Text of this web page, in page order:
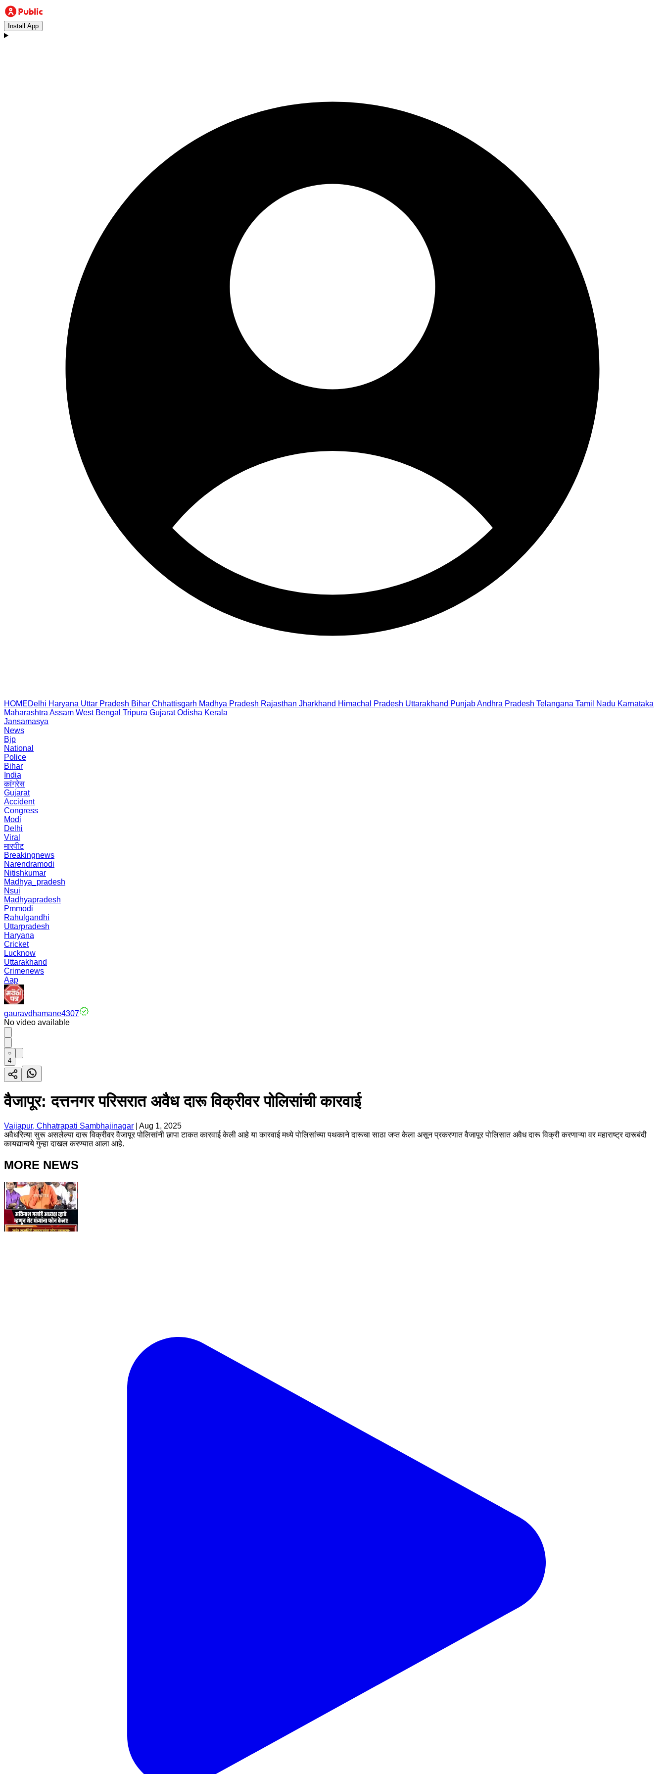
Install App
HOMEDelhi Haryana Uttar Pradesh Bihar Chhattisgarh Madhya Pradesh Rajasthan Jharkhand Himachal Pradesh Uttarakhand PunjabAndhra Pradesh Telangana Tamil Nadu Karnataka
Maharashtra Assam West Bengal Tripura Gujarat Odisha Kerala
Jansamasya
News
Bjp
National
Police
Bihar
India
कांग्रेस
Gujarat
Accident
Congress
Modi
Delhi
Viral
मारपीट
Breakingnews
Narendramodi
Nitishkumar
Madhya_pradesh
Nsui
Madhyapradesh
Pmmodi
Rahulgandhi
Uttarpradesh
Haryana
Cricket
Lucknow
Uttarakhand
Crimenews
Aap
gauravdhamane4307
No video available
4
वैजापूर: दत्तनगर परिसरात अवैध दारू विक्रीवर पोलिसांची कारवाई
Vaijapur, Chhatrapati Sambhajinagar
Aug 1, 2025
अवैधरित्या सुरू असलेल्या दारू विक्रीवर वैजापूर पोलिसांनी छापा टाकत कारवाई केली आहे या कारवाई मध्ये पोलिसांच्या पथकाने दारूचा साठा जप्त केला असून प्रकरणात वैजापूर पोलिसात अवैध दारू विक्री करणाऱ्या वर महाराष्ट्र दारूबंदी
कायद्यान्वये गुन्हा दाखल करण्यात आला आहे.
MORE NEWS